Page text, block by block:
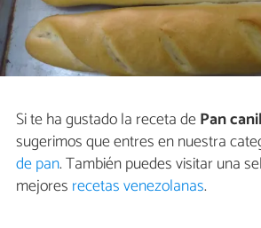
Si te ha gustado la receta dePan
sugerimos que entres en nuestra
de pan. También puedes visitar una
mejores recetas venezolanas.